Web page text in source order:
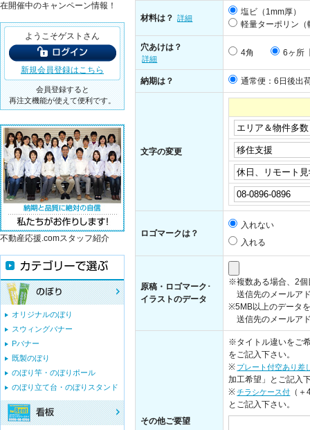
材料は？ 詳細
塩ビ（1mm厚）
軽量ターポリン（
穴あけは？
詳細
4角 6ヶ所
納期は？ 通常便：6日後出
文字の変更
ロゴマークは？
入れない
入れる
原稿・ロゴマーク･
イラストのデータ
※複数ある場合、2個
送信先のメールア
※5MB以上のデータ
送信先のメールア
その他ご要望
※タイトル違いをご
をご記入下さい。
※ プレート付空あり差
加工希望」とご記入
※チラシケース付 （
とご記入下さい。
在開催中のキャンペーン情報！
ようこそゲストさん
新規会員登録はこちら
会員登録すると
再注文機能が使えて便利です。
不動産応援.comスタッフ紹介
オリジナルのぼり
スウィングバナー
Pバナー
既製のぼり
のぼり竿・のぼりポール
のぼり立て台・のぼりスタンド